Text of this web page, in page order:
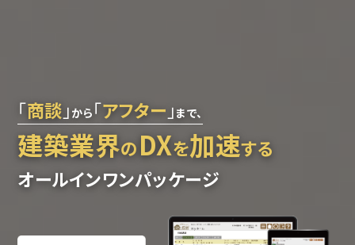
「商談 」 から 「アフター 」 まで、
建築業界のDXを加速する
オールインワンパッケージ